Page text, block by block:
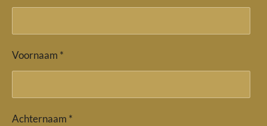
Voornaam *
Achternaam *